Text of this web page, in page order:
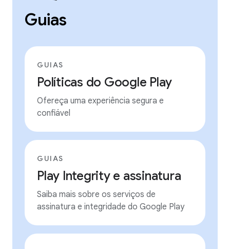
Guias
GUIAS
Políticas do Google Play
Ofereça uma experiência segura e
confiável
GUIAS
Play Integrity e assinatura
Saiba mais sobre os serviços de
assinatura e integridade do Google Play